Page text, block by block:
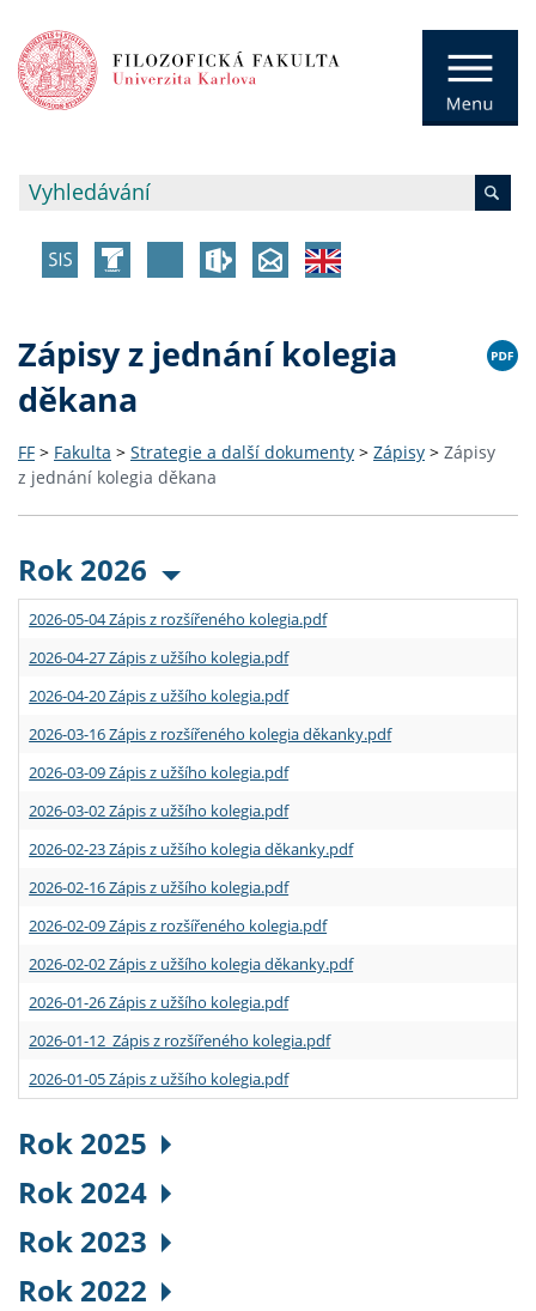
Zápisy z jednání kolegia
děkana
FF > Fakulta > Strategie a další dokumenty > Zápisy > Zápisy
z jednání kolegia děkana
Rok 2026
2026-05-04 Zápis z rozšířeného kolegia.pdf
2026-04-27 Zápis z užšího kolegia.pdf
2026-04-20 Zápis z užšího kolegia.pdf
2026-03-16 Zápis z rozšířeného kolegia děkanky.pdf
2026-03-09 Zápis z užšího kolegia.pdf
2026-03-02 Zápis z užšího kolegia.pdf
2026-02-23 Zápis z užšího kolegia děkanky.pdf
2026-02-16 Zápis z užšího kolegia.pdf
2026-02-09 Zápis z rozšířeného kolegia.pdf
2026-02-02 Zápis z užšího kolegia děkanky.pdf
2026-01-26 Zápis z užšího kolegia.pdf
2026-01-12 Zápis z rozšířeného kolegia.pdf
2026-01-05 Zápis z užšího kolegia.pdf
Rok 2025
Rok 2024
Rok 2023
Rok 2022